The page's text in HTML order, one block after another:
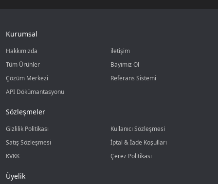
Kurumsal
Hakkımızda
iletişim
Tüm Ürünler
Bayimiz Ol
Çözüm Merkezi
Referans Sistemi
API Dökümantasyonu
Sözleşmeler
Gizlilik Politikası
Kullanıcı Sözleşmesi
Satış Sözleşmesi
İptal & İade Koşulları
KVKK
Çerez Politikası
Üyelik